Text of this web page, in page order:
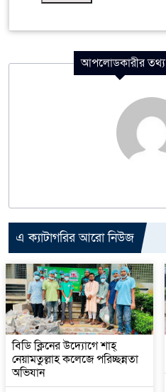
আপলোডকারীর তথ্য
এ ক্যাটাগরির আরো নিউজ
বিডি ক্লিনের উদ্যোগে শাহ্
নেয়ামতুল্লাহ কলেজে পরিচ্ছন্নতা
অভিযান